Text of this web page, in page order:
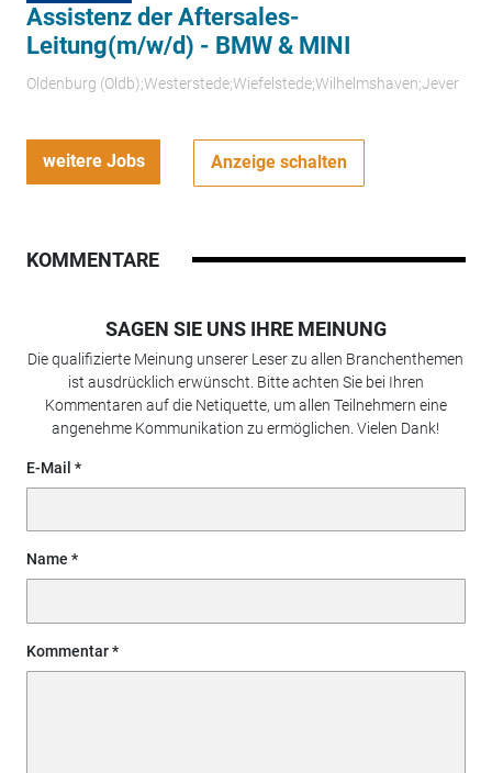
Assistenz der Aftersales-
Leitung(m/w/d) - BMW & MINI
Oldenburg (Oldb);Westerstede;Wiefelstede;Wilhelmshaven;Jever
weitere Jobs Anzeige schalten
KOMMENTARE
SAGEN SIE UNS IHRE MEINUNG
Die qualifizierte Meinung unserer Leser zu allen Branchenthemen
ist ausdrücklich erwünscht. Bitte achten Sie bei Ihren
Kommentaren auf die Netiquette, um allen Teilnehmern eine
angenehme Kommunikation zu ermöglichen. Vielen Dank!
E-Mail
Name
Kommentar